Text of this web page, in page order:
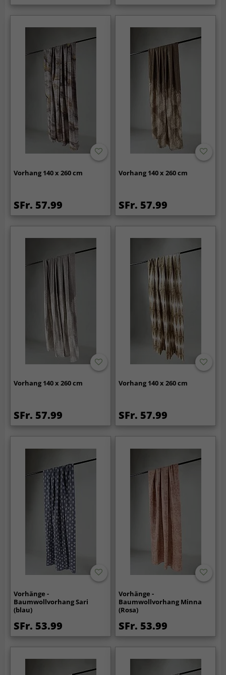
Vorhang 140 x 260 cm
SFr. 57.99
Vorhang 140 x 260 cm
SFr. 57.99
Vorhang 140 x 260 cm
SFr. 57.99
Vorhang 140 x 260 cm
SFr. 57.99
Vorhänge -
Baumwollvorhang Sari
(blau)
SFr. 53.99
Vorhänge -
Baumwollvorhang Minna
(Rosa)
SFr. 53.99